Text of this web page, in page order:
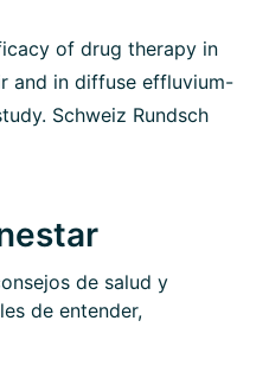
of drug therapy in
and in diffuse effluvium-
Schweiz Rundsch
de salud y
de entender,